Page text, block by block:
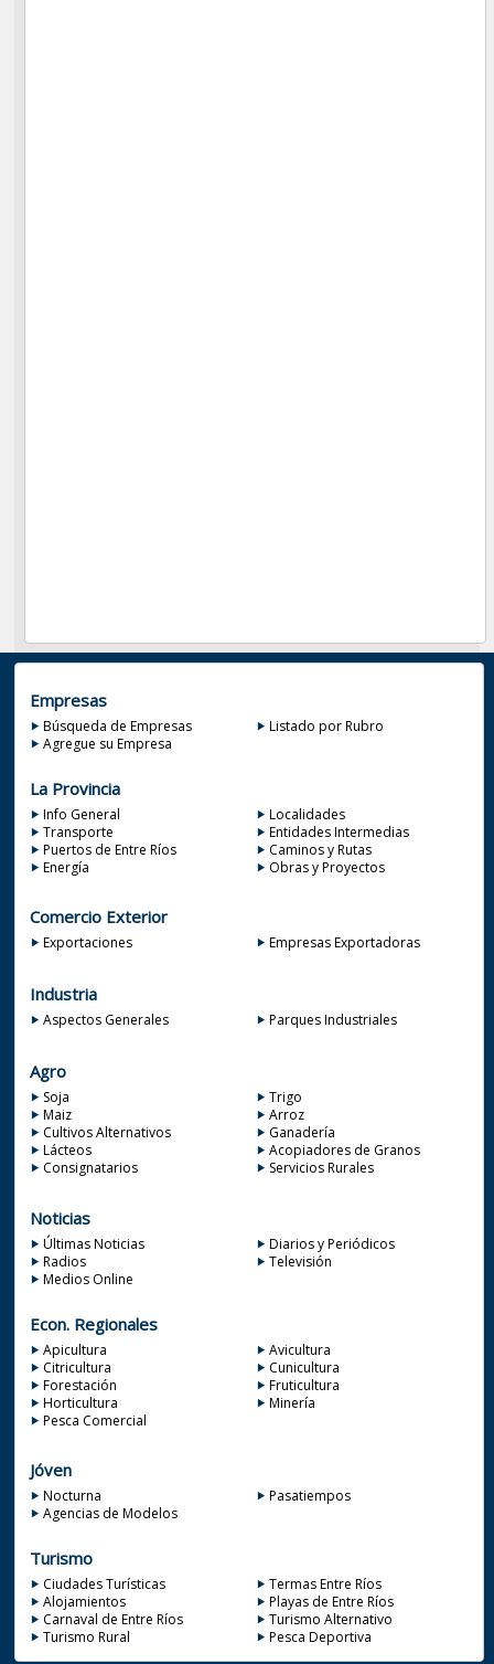
Empresas
Búsqueda de Empresas
Listado por Rubro
Agregue su Empresa
La Provincia
Info General
Localidades
Transporte
Entidades Intermedias
Puertos de Entre Ríos
Caminos y Rutas
Energía
Obras y Proyectos
Comercio Exterior
Exportaciones Empresas Exportadoras
Industria
Aspectos Generales Parques Industriales
Agro
Soja
Trigo
Maiz
Arroz
Cultivos Alternativos
Ganadería
Lácteos
Acopiadores de Granos
Consignatarios
Servicios Rurales
Noticias
Últimas Noticias
Diarios y Periódicos
Radios
Televisión
Medios Online
Econ. Regionales
Apicultura
Avicultura
Citricultura
Cunicultura
Forestación
Fruticultura
Horticultura
Minería
Pesca Comercial
Jóven
Nocturna
Pasatiempos
Agencias de Modelos
Turismo
Ciudades Turísticas
Termas Entre Ríos
Alojamientos
Playas de Entre Ríos
Carnaval de Entre Ríos
Turismo Alternativo
Turismo Rural
Pesca Deportiva